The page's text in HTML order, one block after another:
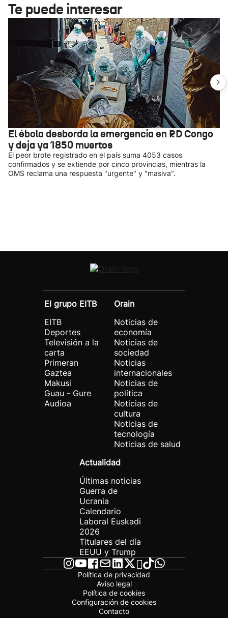
Te puede interesar
El ébola desborda la emergencia en RD Congo
y deja ya 1850 muertos
El peor brote registrado en el país suma 4053 casos
confirmados y se extiende por cinco provincias, mientras la
OMS reclama una respuesta "urgente" y "masiva".
El grupo EITB
EITB
Deportes
Televisión a la
carta
Primeran
Gaztea
Makusi
Guau - Gure
Audioa
Orain
Noticias de
economía
Noticias de
sociedad
Noticias
internacionales
Noticias de
política
Noticias de
cultura
Noticias de
tecnología
Noticias de salud
Actualidad
Últimas noticias
Guerra de
Ucrania
Calendario
Laboral Euskadi
2026
Titulares del día
EEUU y Trump
Política de privacidad
Aviso legal
Política de cookies
Configuración de cookies
Contacto